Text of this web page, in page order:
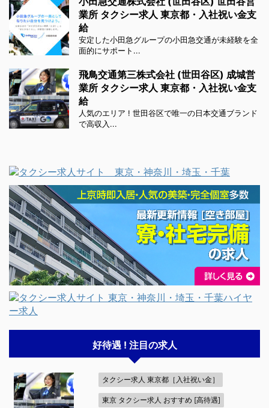
業所 タクシー求人 東京都・入社祝い金支
給
安定した小田急グループの小田急交通が未経験を全
面的にサポート...
飛鳥交通第三株式会社 (世田谷区) 成城営
業所 タクシー求人 東京都・入社祝い金支
給
人気のエリア ! 世田谷区で唯一の日本交通ブランド
で高収入...
好待遇 ! 注目の求人
タクシー求人 東京都［入社祝い金］
東京 タクシー求人 おすすめ [高待遇]